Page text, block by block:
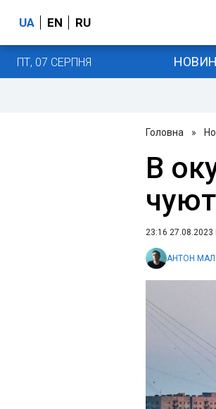
UA EN RU
ПТ, 07 СЕРПНЯ
Головна »
В
23:16 27.08.2023
АНТОН